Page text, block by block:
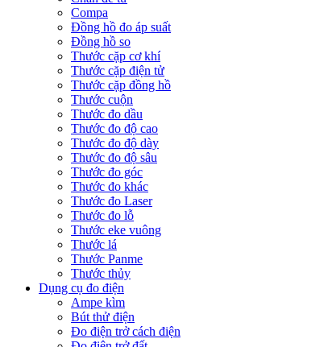
Compa
Đồng hồ đo áp suất
Đồng hồ so
Thước cặp cơ khí
Thước cặp điện tử
Thước cặp đồng hồ
Thước cuộn
Thước đo dầu
Thước đo độ cao
Thước đo độ dày
Thước đo độ sâu
Thước đo góc
Thước đo khác
Thước đo Laser
Thước đo lỗ
Thước eke vuông
Thước lá
Thước Panme
Thước thủy
Dụng cụ đo điện
Ampe kìm
Bút thử điện
Đo điện trở cách điện